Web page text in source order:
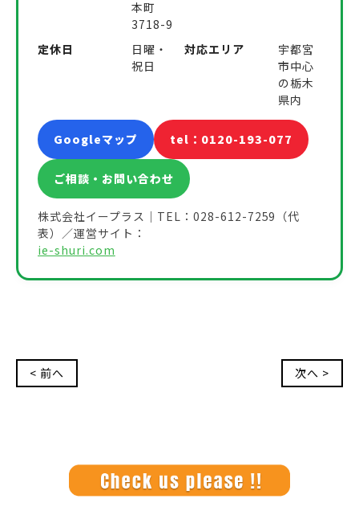
本町
3718-9
定休日
日曜・
祝日
対応エリア
宇都宮
市中心
の栃木
県内
Googleマップ tel：0120-193-077
ご相談・お問い合わせ
株式会社イープラス｜TEL：028-612-7259（代
表）／運営サイト：
ie-shuri.com
< 前へ 次へ >